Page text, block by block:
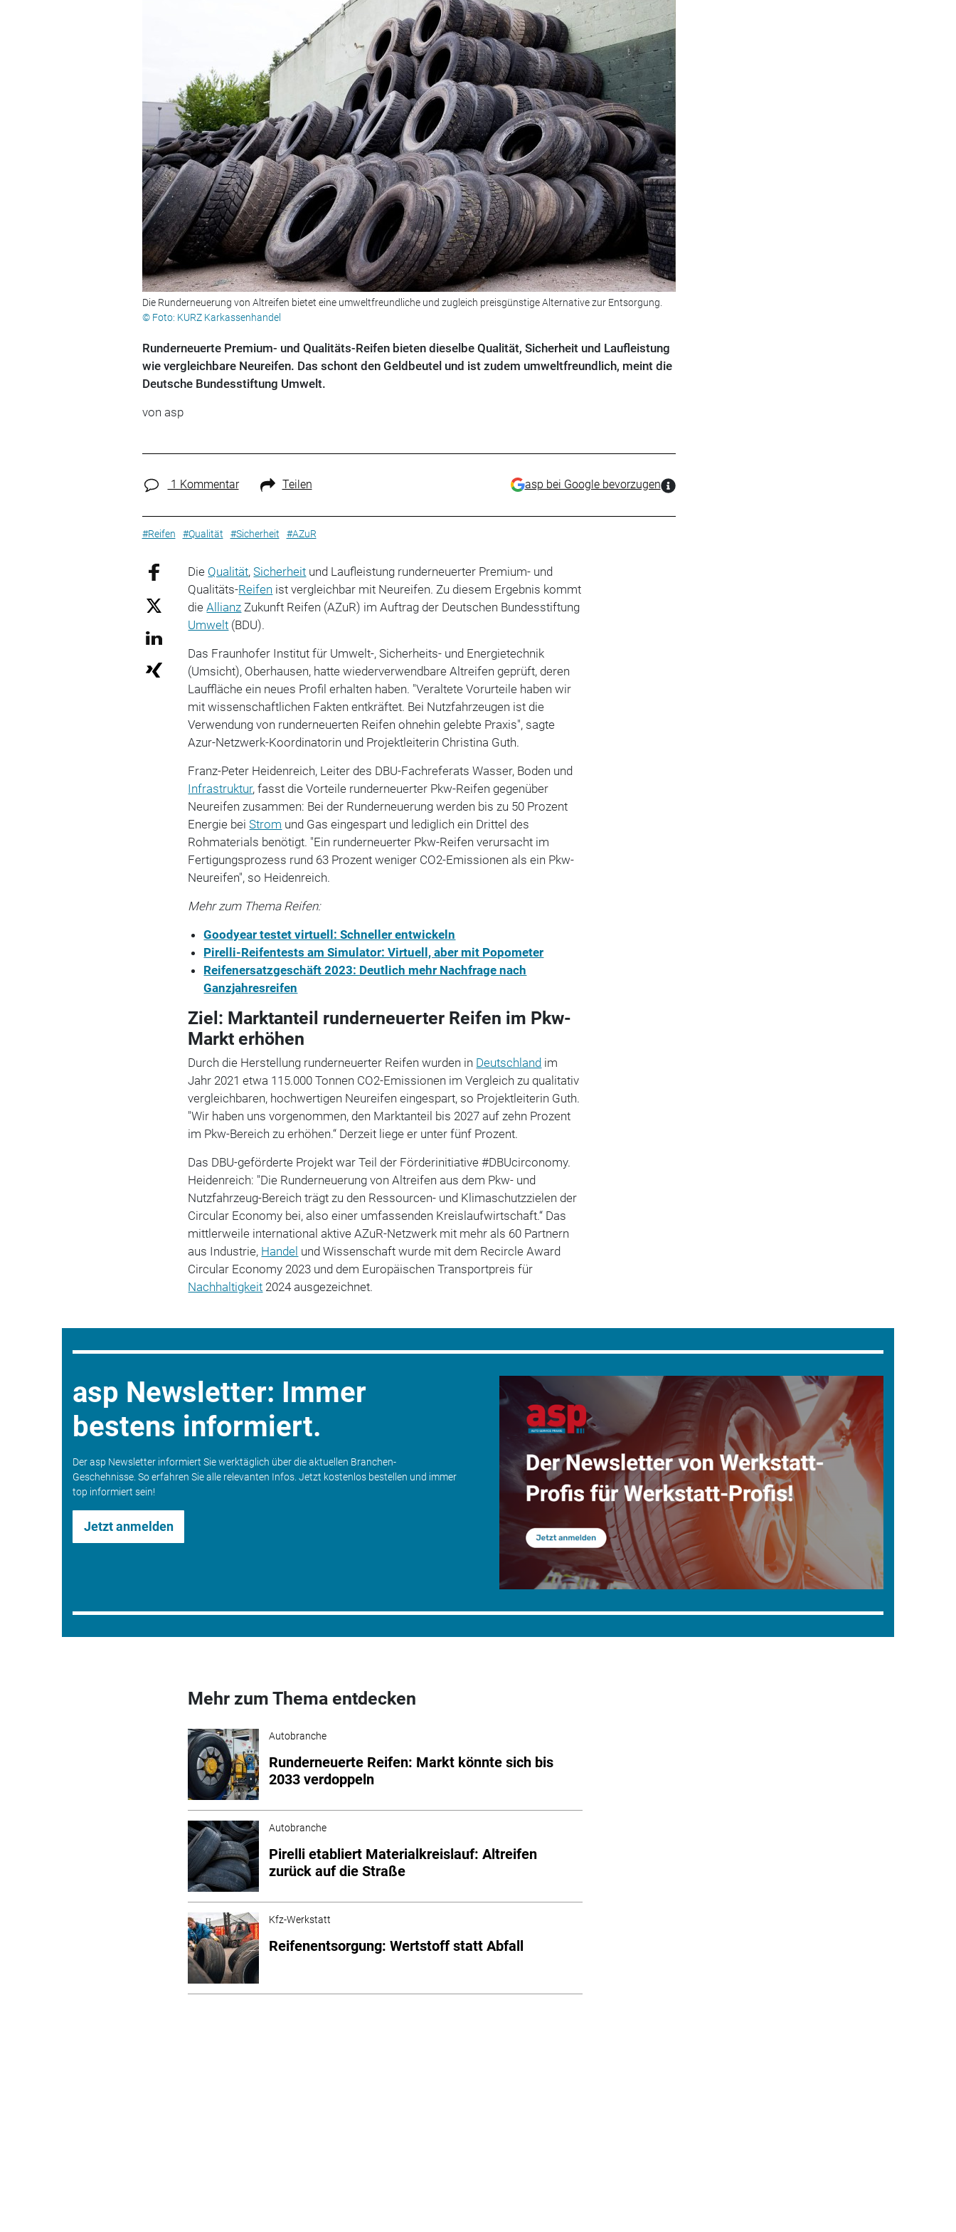
Die Runderneuerung von Altreifen bietet eine umweltfreundliche und zugleich preisgünstige Alternative zur Entsorgung.
© Foto: KURZ Karkassenhandel
Runderneuerte Premium- und Qualitäts-Reifen bieten dieselbe Qualität, Sicherheit und Laufleistung
wie vergleichbare Neureifen. Das schont den Geldbeutel und ist zudem umweltfreundlich, meint die
Deutsche Bundesstiftung Umwelt.
von asp
1 Kommentar Teilen asp bei Google bevorzugen
#Reifen #Qualität #Sicherheit #AZuR
Die Qualität,Sicherheit und Laufleistung runderneuerter Premium- und
Qualitäts-Reifen ist vergleichbar mit Neureifen. Zu diesem Ergebnis kommt
dieAllianz Zukunft Reifen (AZuR) im Auftrag der Deutschen Bundesstiftung
Umwelt (BDU).
Das Fraunhofer Institut für Umwelt-, Sicherheits- und Energietechnik
(Umsicht), Oberhausen, hatte wiederverwendbare Altreifen geprüft, deren
Lauffläche ein neues Profil erhalten haben. "Veraltete Vorurteile haben wir
mit wissenschaftlichen Fakten entkräftet. Bei Nutzfahrzeugen ist die
Verwendung von runderneuerten Reifen ohnehin gelebte Praxis", sagte
Azur-Netzwerk-Koordinatorin und Projektleiterin Christina Guth.
Franz-Peter Heidenreich, Leiter des DBU-Fachreferats Wasser, Boden und
Infrastruktur, fasst die Vorteile runderneuerter Pkw-Reifen gegenüber
Neureifen zusammen: Bei der Runderneuerung werden bis zu 50 Prozent
Energie beiStrom und Gas eingespart und lediglich ein Drittel des
Rohmaterials benötigt. "Ein runderneuerter Pkw-Reifen verursacht im
Fertigungsprozess rund 63 Prozent weniger CO2-Emissionen als ein Pkw-
Neureifen", so Heidenreich.
Mehr zum Thema Reifen:
Goodyear testet virtuell: Schneller entwickeln
Pirelli-Reifentests am Simulator: Virtuell, aber mit Popometer
Reifenersatzgeschäft 2023: Deutlich mehr Nachfrage nach
Ganzjahresreifen
Ziel: Marktanteil runderneuerter Reifen im Pkw-
Markt erhöhen
Durch die Herstellung runderneuerter Reifen wurden in Deutschland im
Jahr 2021 etwa 115.000 Tonnen CO2-Emissionen im Vergleich zu qualitativ
vergleichbaren, hochwertigen Neureifen eingespart, so Projektleiterin Guth.
"Wir haben uns vorgenommen, den Marktanteil bis 2027 auf zehn Prozent
im Pkw-Bereich zu erhöhen.“ Derzeit liege er unter fünf Prozent.
Das DBU-geförderte Projekt war Teil der Förderinitiative #DBUcirconomy.
Heidenreich: "Die Runderneuerung von Altreifen aus dem Pkw- und
Nutzfahrzeug-Bereich trägt zu den Ressourcen- und Klimaschutzzielen der
Circular Economy bei, also einer umfassenden Kreislaufwirtschaft.“ Das
mittlerweile international aktive AZuR-Netzwerk mit mehr als 60 Partnern
aus Industrie, Handel und Wissenschaft wurde mit dem Recircle Award
Circular Economy 2023 und dem Europäischen Transportpreis für
Nachhaltigkeit 2024 ausgezeichnet.
asp Newsletter: Immer
bestens informiert.
Der asp Newsletter informiert Sie werktäglich über die aktuellen Branchen-
Geschehnisse. So erfahren Sie alle relevanten Infos. Jetzt kostenlos bestellen und immer
top informiert sein!
Jetzt anmelden
Mehr zum Thema entdecken
Autobranche
Runderneuerte Reifen: Markt könnte sich bis
2033 verdoppeln
Autobranche
Pirelli etabliert Materialkreislauf: Altreifen
zurück auf die Straße
Kfz-Werkstatt
Reifenentsorgung: Wertstoff statt Abfall